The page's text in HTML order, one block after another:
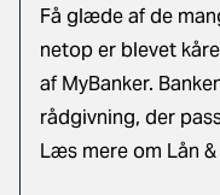
Få glæde af de
netop er blevet
af MyBanker.
rådgivning, der
Læs mere om Lån